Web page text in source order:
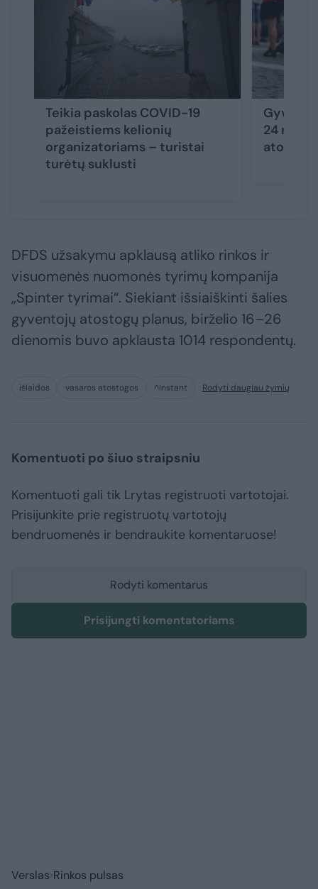
Teikia paskolas COVID-19
pažeistiems kelionių
organizatoriams – turistai
turėtų suklusti
24
DFDS užsakymu apklausą atliko rinkos ir
visuomenės nuomonės tyrimų kompanija
„Spinter tyrimai“. Siekiant išsiaiškinti šalies
gyventojų atostogų planus, birželio 16–26
dienomis ​buvo apklausta 1014 respondentų.
išlaidos vasaros atostogos ^Instant Rodyti daugiau žymių
Komentuoti po šiuo straipsniu
Komentuoti gali tik Lrytas registruoti vartotojai.
Prisijunkite prie registruotų vartotojų
bendruomenės ir bendraukite komentaruose!
Rodyti komentarus
Prisijungti komentatoriams
Verslas Rinkos pulsas